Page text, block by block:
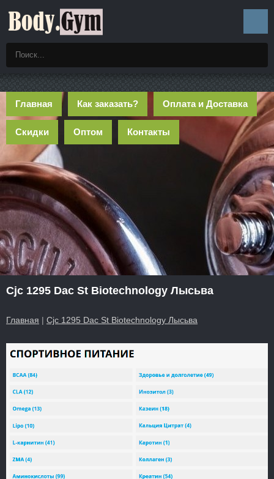
Главная Как заказать? Оплата и Доставка
Скидки Оптом Контакты
Cjc 1295 Dac St Biotechnology Лысьва
Главная | Cjc 1295 Dac St Biotechnology Лысьва